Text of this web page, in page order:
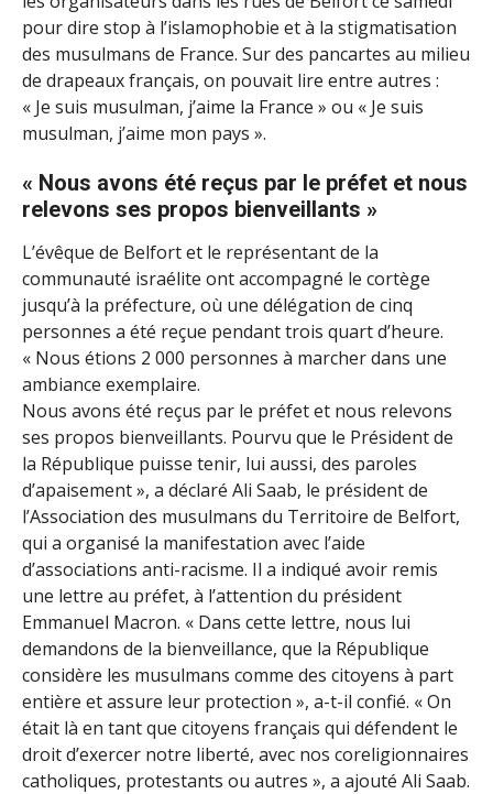
pour dire stop à l’islamophobie et à la stigmatisation
des musulmans de France. Sur des pancartes au milieu
de drapeaux français, on pouvait lire entre autres :
« Je suis musulman, j’aime la France » ou « Je suis
musulman, j’aime mon pays ».
« Nous avons été reçus par le préfet et nous
relevons ses propos bienveillants »
L’évêque de Belfort et le représentant de la
communauté israélite ont accompagné le cortège
jusqu’à la préfecture, où une délégation de cinq
personnes a été reçue pendant trois quart d’heure.
« Nous étions 2 000 personnes à marcher dans une
ambiance exemplaire.
Nous avons été reçus par le préfet et nous relevons
ses propos bienveillants. Pourvu que le Président de
la République puisse tenir, lui aussi, des paroles
d’apaisement », a déclaré Ali Saab, le président de
l’Association des musulmans du Territoire de Belfort,
qui a organisé la manifestation avec l’aide
d’associations anti-racisme. Il a indiqué avoir remis
une lettre au préfet, à l’attention du président
Emmanuel Macron. « Dans cette lettre, nous lui
demandons de la bienveillance, que la République
considère les musulmans comme des citoyens à part
entière et assure leur protection », a-t-il confié. « On
était là en tant que citoyens français qui défendent le
droit d’exercer notre liberté, avec nos coreligionnaires
catholiques, protestants ou autres », a ajouté Ali Saab.